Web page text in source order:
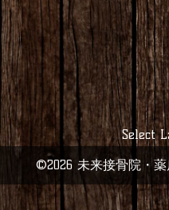
Select
©2026 未来接骨院・薬